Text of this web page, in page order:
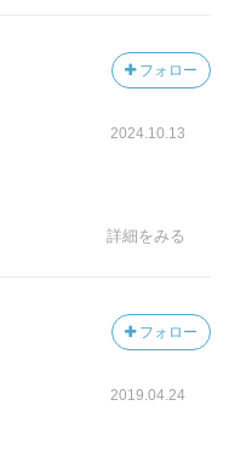
フォロー
2024.10.13
詳細をみる
フォロー
2019.04.24